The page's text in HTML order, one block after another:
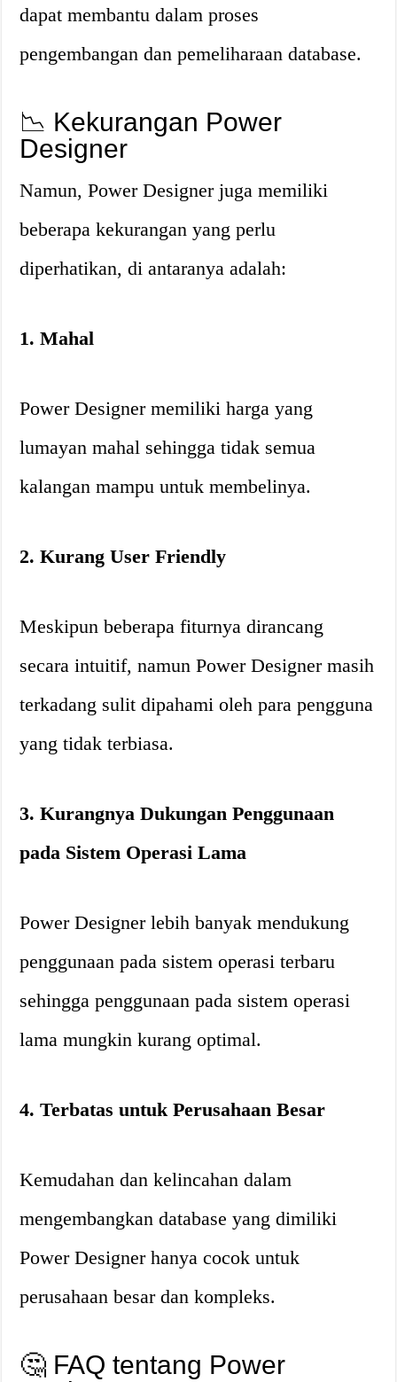
dapat membantu dalam proses
pengembangan dan pemeliharaan database.
📉 Kekurangan Power
Designer
Namun, Power Designer juga memiliki
beberapa kekurangan yang perlu
diperhatikan, di antaranya adalah:
1. Mahal
Power Designer memiliki harga yang
lumayan mahal sehingga tidak semua
kalangan mampu untuk membelinya.
2. Kurang User Friendly
Meskipun beberapa fiturnya dirancang
secara intuitif, namun Power Designer masih
terkadang sulit dipahami oleh para pengguna
yang tidak terbiasa.
3. Kurangnya Dukungan Penggunaan
pada Sistem Operasi Lama
Power Designer lebih banyak mendukung
penggunaan pada sistem operasi terbaru
sehingga penggunaan pada sistem operasi
lama mungkin kurang optimal.
4. Terbatas untuk Perusahaan Besar
Kemudahan dan kelincahan dalam
mengembangkan database yang dimiliki
Power Designer hanya cocok untuk
perusahaan besar dan kompleks.
🤔 FAQ tentang Power